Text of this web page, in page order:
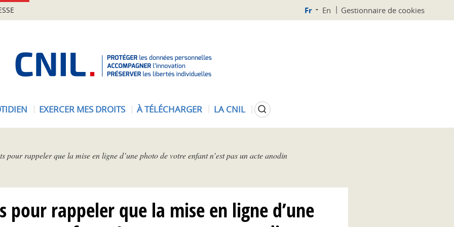
Fr En Gestionnaire de cookies
N
EXERCER MES DROITS À TÉLÉCHARGER LA CNIL Rechercher
pour rappeler que la mise en ligne d’une photo de votre enfant n’est pas un acte anodin
pour rappeler que la mise en ligne d’une